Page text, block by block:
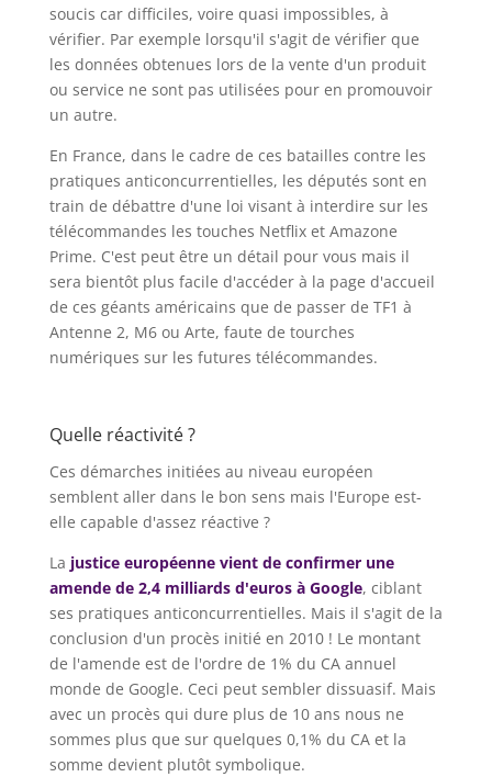
soucis car difficiles, voire quasi impossibles, à
vérifier. Par exemple lorsqu'il s'agit de vérifier que
les données obtenues lors de la vente d'un produit
ou service ne sont pas utilisées pour en promouvoir
un autre.
En France, dans le cadre de ces batailles contre les
pratiques anticoncurrentielles, les députés sont en
train de débattre d'une loi visant à interdire sur les
télécommandes les touches Netflix et Amazone
Prime. C'est peut être un détail pour vous mais il
sera bientôt plus facile d'accéder à la page d'accueil
de ces géants américains que de passer de TF1 à
Antenne 2, M6 ou Arte, faute de tourches
numériques sur les futures télécommandes.
Quelle réactivité ?
Ces démarches initiées au niveau européen
semblent aller dans le bon sens mais l'Europe est-
elle capable d'assez réactive ?
La justice européenne vient de confirmer une
amende de 2,4 milliards d'euros à Google, ciblant
ses pratiques anticoncurrentielles. Mais il s'agit de la
conclusion d'un procès initié en 2010 ! Le montant
de l'amende est de l'ordre de 1% du CA annuel
monde de Google. Ceci peut sembler dissuasif. Mais
avec un procès qui dure plus de 10 ans nous ne
sommes plus que sur quelques 0,1% du CA et la
somme devient plutôt symbolique.